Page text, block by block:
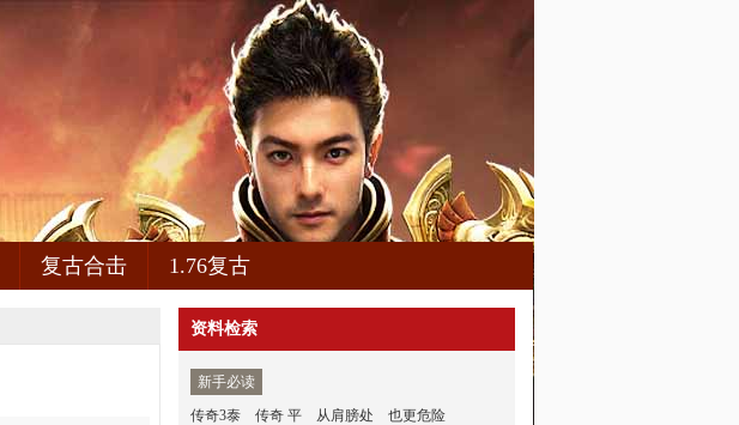
复古合击 1.76复古
资料检索
新手必读
传奇3泰
传奇 平 从肩膀处
也更危险